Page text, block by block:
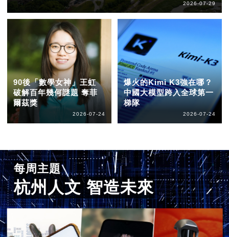
2026-07-29
90後「數學女神」王虹
破解百年幾何謎題 奪菲
爾茲獎
2026-07-24
爆火的Kimi K3強在哪？
中國大模型跨入全球第一
梯隊
2026-07-24
每周主題
杭州人文 智造未來